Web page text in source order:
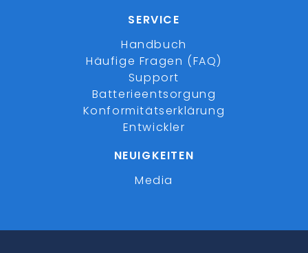
SERVICE
Handbuch
Häufige Fragen (FAQ)
Support
Batterieentsorgung
Konformitätserklärung
Entwickler
NEUIGKEITEN
Media